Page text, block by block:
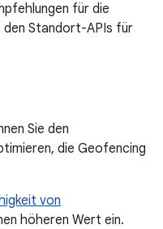
für die
den Standort-APIs für
Sie den
die Geofencing
von
höheren Wert ein.